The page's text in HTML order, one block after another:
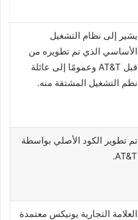
يشير إلى نظام التشغيل
الأساسي الذي تم تطويره من
قبل AT&T وعمومًا إلى عائلة
نظم التشغيل المشتقة منه.
تم تطوير الكود الأصلي بواسطة
AT&T.
العلامة التجارية يونيكس معتمدة